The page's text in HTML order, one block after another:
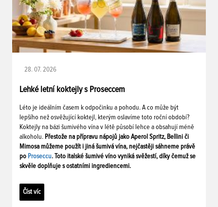
28. 07. 2026
Lehké letní koktejly s Proseccem
Léto je ideálním časem k odpočinku a pohodu. A co může být
lepšího než osvěžující koktejl, kterým oslavíme toto roční období?
Koktejly na bázi šumivého vína v létě působí lehce a obsahují méně
alkoholu. Přestože na přípravu nápojů jako Aperol Spritz, Bellini či
Mimosa můžeme použít i jiná šumivá vína, nejčastěji sáhneme právě
po Proseccu. Toto italské šumivé víno vyniká svěžestí, díky čemuž se
skvěle doplňuje s ostatními ingrediencemi.
Číst víc